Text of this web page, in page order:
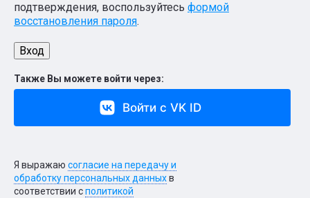
подтверждения, воспользуйтесь формой
восстановления пароля.
Также Вы можете войти через:
Войти с VK ID
Я выражаю согласие на передачу и
обработку персональных данныхв
соответствии сполитикой